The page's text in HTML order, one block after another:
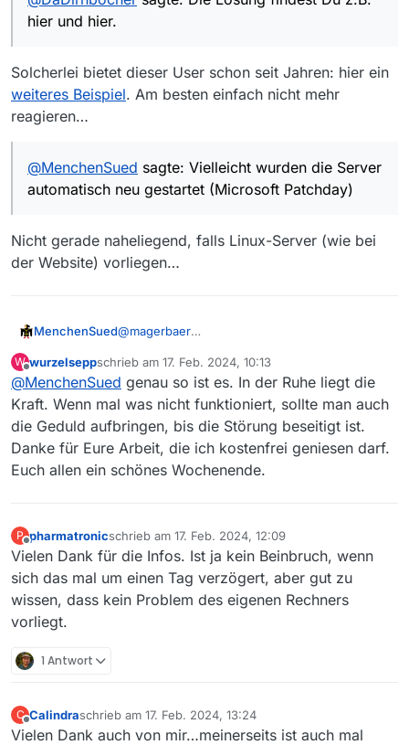
hier und hier.
Solcherlei bietet dieser User schon seit Jahren: hier ein
weiteres Beispiel. Am besten einfach nicht mehr
reagieren…
@MenchenSued sagte: Vielleicht wurden die Server
automatisch neu gestartet (Microsoft Patchday)
Nicht gerade naheliegend, falls Linux-Server (wie bei
der Website) vorliegen…
MenchenSued@magerbaer
Hier müssen wir warten, bis sich unser Admin
@alexoder ein Entwickler die Logs ansehen
kann. Vielleicht wurden die Server automatisch
neu gestartet (Microsoft Patchday) oder haben
sich an einer von @pidoubleyoueingebrachten
Änderung verschluckt. Bedenkt bitte auch,
dass Wochenende ist und wir keinen 24-7
W
Offline
wurzelseppschrieb am 17. Feb. 2024, 10:13
zuletzt editiert von
@MenchenSued genau so ist es. In der Ruhe liegt die
Kraft. Wenn mal was nicht funktioniert, sollte man auch
die Geduld aufbringen, bis die Störung beseitigt ist.
Danke für Eure Arbeit, die ich kostenfrei geniesen darf.
Euch allen ein schönes Wochenende.
P
Offline
pharmatronicschrieb am 17. Feb. 2024, 12:09
zuletzt editiert von
Vielen Dank für die Infos. Ist ja kein Beinbruch, wenn
sich das mal um einen Tag verzögert, aber gut zu
wissen, dass kein Problem des eigenen Rechners
vorliegt.
1 Antwort
C
Offline
Calindraschrieb am 17. Feb. 2024, 13:24
zuletzt editiert von
Vielen Dank auch von mir…meinerseits ist auch mal